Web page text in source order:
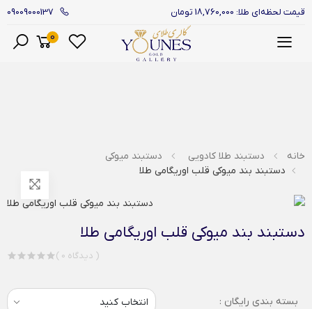
قیمت لحظه‌ای طلا: 18,760,000 تومان 09009000137
منو
0
خانه دستبند طلا کادویی
دستبند میوکی
دستبند بند میوکی قلب اوریگامی طلا
دستبند بند میوکی قلب اوریگامی طلا
( 0 دیدگاه )
بسته بندی رایگان :